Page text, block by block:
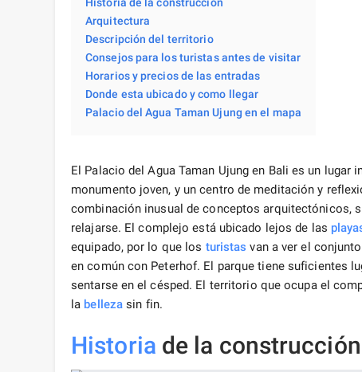
Historia de la construcción
Arquitectura
Descripción del territorio
Consejos para los turistas antes de visitar
Horarios y precios de las entradas
Donde esta ubicado y como llegar
Palacio del Agua Taman Ujung en el mapa
El Palacio del Agua Taman Ujung en Bali es un lugar
monumento joven, y un centro de meditación y
combinación inusual de conceptos arquitectónicos,
relajarse. El complejo está ubicado lejos de las
equipado, por lo que los turistas van a ver el
en común con Peterhof. El parque tiene suficientes
sentarse en el césped. El territorio que ocupa el
la belleza sin fin.
Historia de la construcción